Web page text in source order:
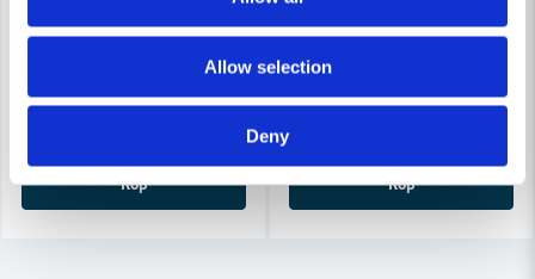
Allow selection
Deny
581 kr
Köp
DeWalt Sågblad DT20705 till
253 kr
207 kr
Köp